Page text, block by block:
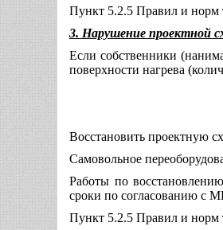
Пункт 5.2.5 Правил и норм
3. Нарушение проектной
Если собственники
поверхности нагрева
Восстановить проектную
Самовольное
Работы по
сроки по согласованию с
Пункт 5.2.5 Правил и норм